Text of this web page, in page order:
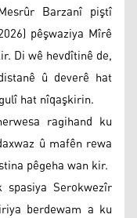
Barzanî piştî
pêşwaziya Mîrê
Di wê hevdîtinê de,
û deverê hat
hat nîqaşkirin.
ragihand ku
û mafên rewa
pêgeha wan kir.
Serokwezîr
berdewam a ku